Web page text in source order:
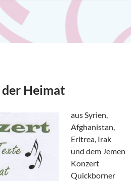
Heimat
aus Syrien,
Afghanistan,
Eritrea, Irak
und dem Jemen
Konzert
Quickborner